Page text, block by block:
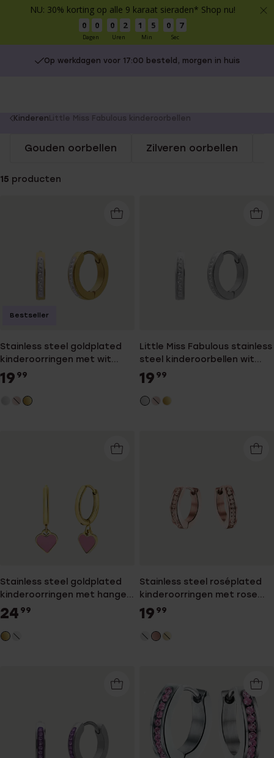
NU: 30% korting op alle 9 karaat sieraden* Shop nu!
0 0
Dagen
0 2
Uren
1 5
Min
0 7
Sec
Op werkdagen voor 17:00 besteld, morgen in huis
You
here:
Kinderen Little Miss Fabulous kinderoorbellen
Gouden oorbellen Zilveren oorbellen
15 producten
Stainless steel goldplated
kinderoorringen met wit
kristal
19 99
Bestseller
Little Miss Fabulous stainless
steel kinderoorbellen wit
kristal
19 99
Stainless steel goldplated
kinderoorringen met hanger
hart met emaille lichtroze
24 99
Stainless steel roséplated
kinderoorringen met rose
light peach kristal
19 99